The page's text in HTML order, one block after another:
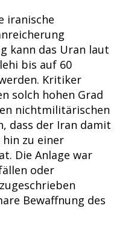
iranische
kann das Uran laut
bis auf 60
Kritiker
solch hohen Grad
nichtmilitärischen
dass der Iran damit
zu einer
Die Anlage war
oder
Bewaffnung des